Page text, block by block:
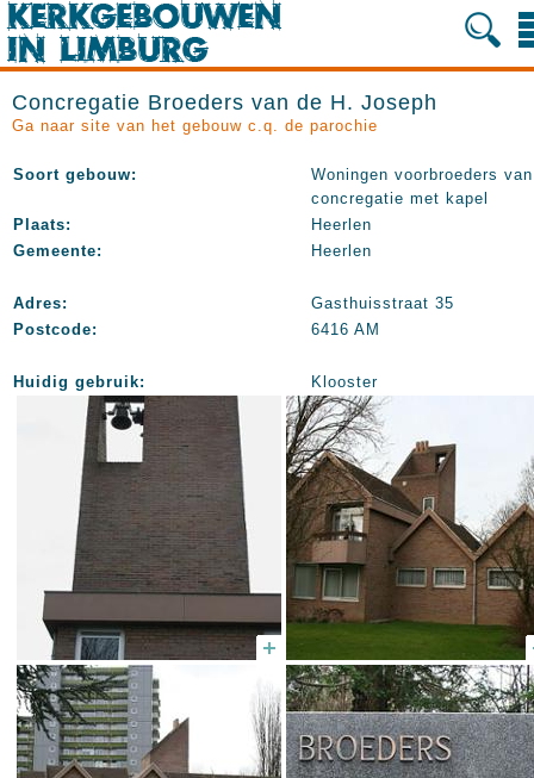
Concregatie Broeders van de H. Joseph
Ga naar site van het gebouw c.q. de parochie
Soort gebouw:
Woningen voorbroeders
concregatie met kapel
Plaats:
Heerlen
Gemeente:
Heerlen
Adres:
Gasthuisstraat 35
Postcode:
6416 AM
Huidig gebruik: Klooster